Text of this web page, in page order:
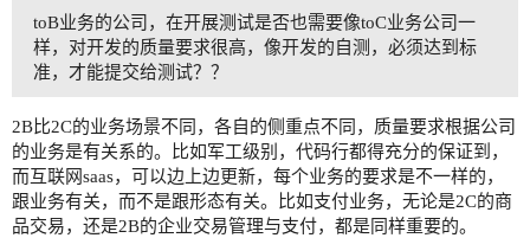
toB业务的公司，在开展测试是否也需要像toC业务公司一
样，对开发的质量要求很高，像开发的自测，必须达到标
准，才能提交给测试？？
2B比2C的业务场景不同，各自的侧重点不同，质量要求根据公司
的业务是有关系的。比如军工级别，代码行都得充分的保证到，
而互联网saas，可以边上边更新，每个业务的要求是不一样的，
跟业务有关，而不是跟形态有关。比如支付业务，无论是2C的商
品交易，还是2B的企业交易管理与支付，都是同样重要的。